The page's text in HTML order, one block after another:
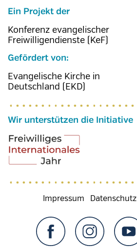
Ein Projekt der
Konferenz evangelischer
Freiwilligendienste (KeF)
Gefördert von:
Evangelische Kirche in
Deutschland (EKD)
Wir unterstützen die Initiative
Fußzeilenmenü
Impressum Datenschutz